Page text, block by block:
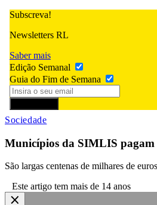
Subscreva!
Newsletters RL
Saber mais
Edição Semanal
Guia do Fim de Semana
Sociedade
Municípios da SIMLIS
São largas centenas de milhares de
Este artigo tem mais de 14 anos